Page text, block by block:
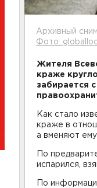
Архивный
Фото:
Жителя
краже
забирается
Как стало
краже в
а вменяют
По
испарился,
По